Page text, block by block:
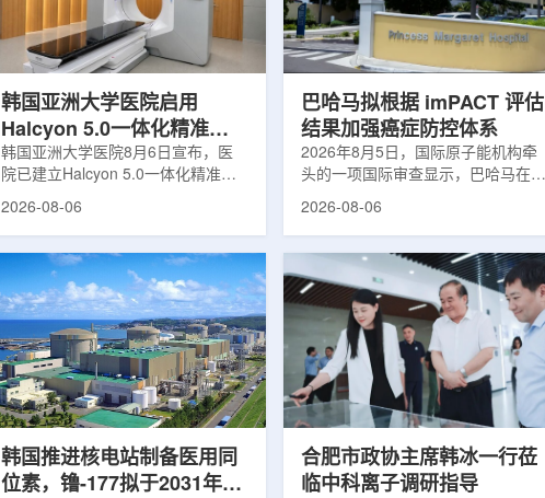
韩国亚洲大学医院启用
Halcyon 5.0一体化精准放
射治疗方案
韩国亚洲大学医院8月6日宣布，医
院已建立Halcyon 5.0一体化精准放
射治疗解决方案，并开始全面用于患
实时运动管理整合到同一治疗流程
中，用于提升图像引导放射治疗的精
准度和安全性。此次实施方案以
Halcyon系统软件5.0版本为基础，集
成高分辨率锥形束CT成像系统
HyperSight、六自由度患者定位台
Dynamic Couch，以及表面引导放
射治疗系统IDENTIFY。亚洲大学医
2026-08-06
巴哈马拟根据 imPACT 评估
结果加强癌症防控体系
2026年8月5日，国际原子能机构牵
头的一项国际审查显示，巴哈马在加
强癌症治疗服务方面具备进一步提升
治疗效果提出了路线图。巴哈马拿骚
玛格丽特公主医院(图片：Pelow
Media/Adobe Stock)这项 imPACT
评估由国际原子能机构、世界卫生组
织/泛美卫生组织和国际癌症研究机
构共同开展，应巴哈马卫生与健康部
请求进行，重点评估该国癌症防控能
力和实际需求。6月9日至11日，专
2026-08-06
韩国推进核电站制备医用同
位素，镥-177拟于2031年商
合肥市政协主席韩冰一行莅
临中科离子调研指导